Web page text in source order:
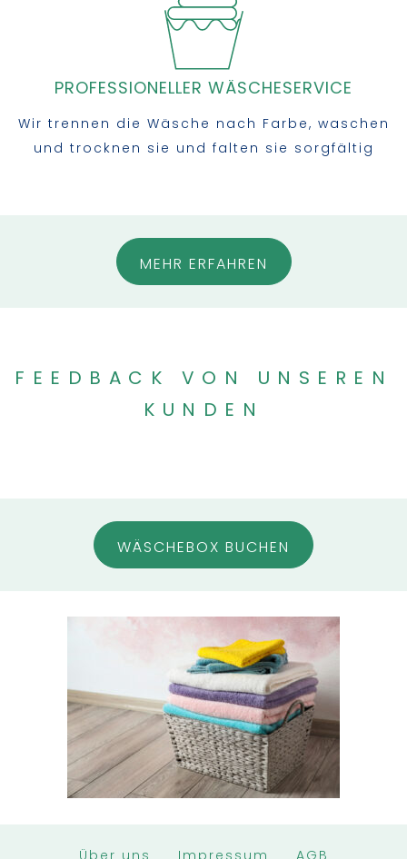
PROFESSIONELLER WÄSCHESERVICE
Wir trennen die Wäsche nach Farbe, waschen
und trocknen sie und falten sie sorgfältig
MEHR ERFAHREN
FEEDBACK VON UNSEREN
KUNDEN
WÄSCHEBOX BUCHEN
Über uns Impressum AGB